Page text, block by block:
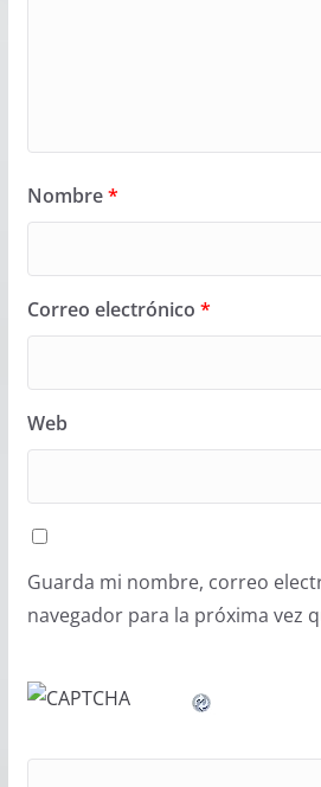
Nombre*
Correo electrónico *
Web
Guarda mi nombre, correo
navegador para la próxima vez